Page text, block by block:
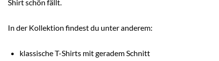
Shirt schön fällt.
In der Kollektion findest du unter anderem:
klassische T-Shirts mit geradem Schnitt